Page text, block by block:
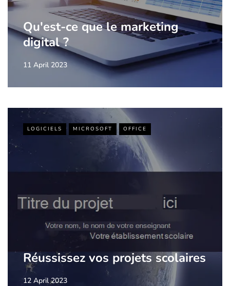
Qu'est-ce que le marketing
digital ?
11 April 2023
LOGICIELS MICROSOFT OFFICE
Réussissez vos projets scolaires
12 April 2023